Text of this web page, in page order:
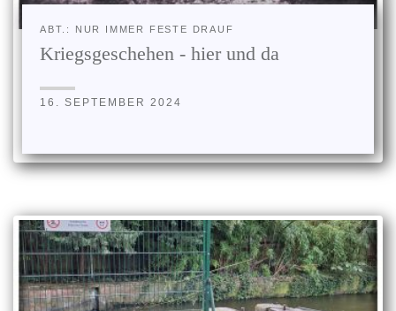
ABT.: NUR IMMER FESTE DRAUF
Kriegsgeschehen - hier und da
16. SEPTEMBER 2024